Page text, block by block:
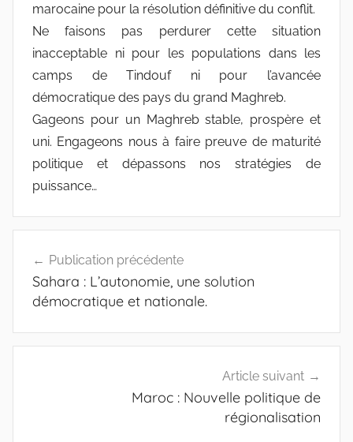
marocaine pour la résolution définitive du conflit.
Ne faisons pas perdurer cette situation
inacceptable ni pour les populations dans les
camps de Tindouf ni pour l’avancée
démocratique des pays du grand Maghreb.
Gageons pour un Maghreb stable, prospère et
uni. Engageons nous à faire preuve de maturité
politique et dépassons nos stratégies de
puissance…
de
l’article
Publication précédente
Sahara : L’autonomie, une solution
démocratique et nationale.
Article suivant
Maroc : Nouvelle politique de
régionalisation